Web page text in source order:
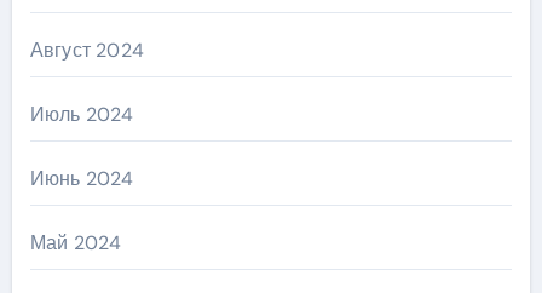
Август 2024
Июль 2024
Июнь 2024
Май 2024